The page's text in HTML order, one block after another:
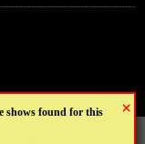
×
shows found for this
Facebook